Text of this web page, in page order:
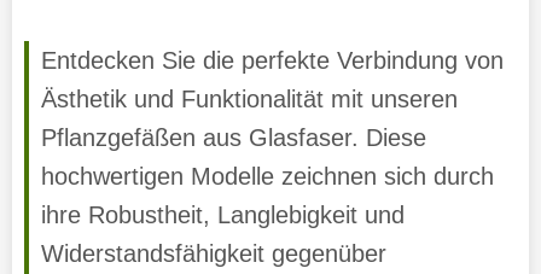
Entdecken Sie die perfekte Verbindung von
Ästhetik und Funktionalität mit unseren
Pflanzgefäßen aus Glasfaser. Diese
hochwertigen Modelle zeichnen sich durch
ihre Robustheit, Langlebigkeit und
Widerstandsfähigkeit gegenüber